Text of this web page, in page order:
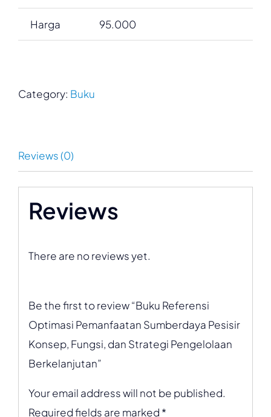
Harga 95.000
Category: Buku
Reviews (0)
Reviews
There are no reviews yet.
Be the first to review “Buku Referensi
Optimasi Pemanfaatan Sumberdaya Pesisir
Konsep, Fungsi, dan Strategi Pengelolaan
Berkelanjutan”
Your email address will not be published.
Required fields are marked *